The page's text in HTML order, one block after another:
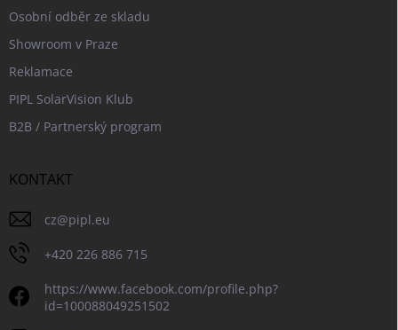
Osobní odběr ze skladu
Showroom v Praze
Reklamace
PIPL SolarVision Klub
B2B / Partnerský program
KONTAKT
cz@pipl.eu
+420 226 886 715
https://www.facebook.com/profile.php?
id=100088049251502